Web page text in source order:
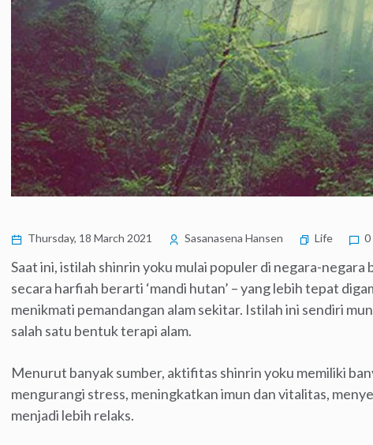
Thursday, 18 March 2021 Sasanasena Hansen Life 0
Saat ini, istilah shinrin yoku mulai populer di negara-
secara harfiah berarti ‘mandi hutan’ – yang lebih tepat
menikmati pemandangan alam sekitar. Istilah ini sendiri
salah satu bentuk terapi alam.
Menurut banyak sumber, aktifitas shinrin yoku memiliki
mengurangi stress, meningkatkan imun dan vitalitas,
menjadi lebih relaks.